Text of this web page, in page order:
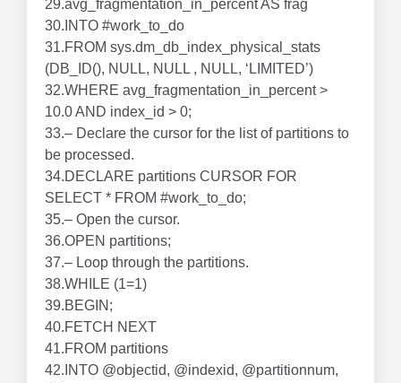
29.avg_fragmentation_in_percent AS frag
30.INTO #work_to_do
31.FROM sys.dm_db_index_physical_stats
(DB_ID(), NULL, NULL , NULL, ‘LIMITED’)
32.WHERE avg_fragmentation_in_percent >
10.0 AND index_id > 0;
33.– Declare the cursor for the list of partitions to
be processed.
34.DECLARE partitions CURSOR FOR
SELECT * FROM #work_to_do;
35.– Open the cursor.
36.OPEN partitions;
37.– Loop through the partitions.
38.WHILE (1=1)
39.BEGIN;
40.FETCH NEXT
41.FROM partitions
42.INTO @objectid, @indexid, @partitionnum,